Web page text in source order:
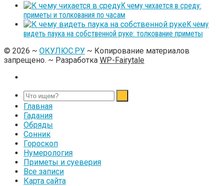
К чему чихается в среду:
приметы и толкования по часам
К чему
видеть паука на собственной руке: толкование приметы
© 2026 ~ ОКУЛЮС.РУ ~ Копирование материалов
запрещено. ~ Разработка WP-Fairytale
Главная
Гадания
Обряды
Сонник
Гороскоп
Нумерология
Приметы и суеверия
Все записи
Карта сайта